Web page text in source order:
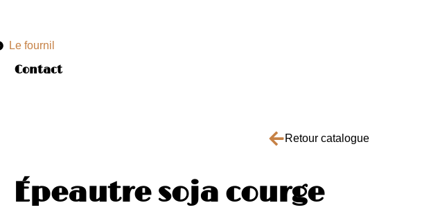
Le fournil
Contact
Retour catalogue
Épeautre soja courge